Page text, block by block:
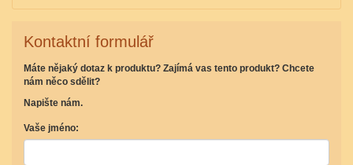
Kontaktní formulář
Máte nějaký dotaz k produktu? Zajímá vas tento produkt? Chcete
nám něco sdělit?
Napište nám.
Vaše jméno: